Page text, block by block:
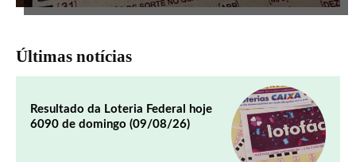
Últimas notícias
Resultado da Loteria Federal hoje
6090 de domingo (09/08/26)